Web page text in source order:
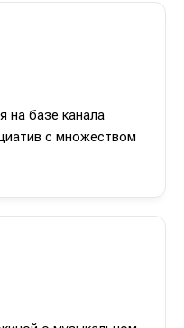
на базе канала
с множеством